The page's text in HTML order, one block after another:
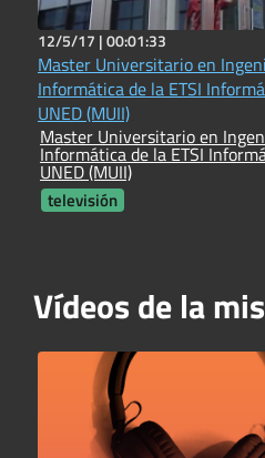
12/5/17 |00:01:33
Master Universitario en
Informática de la ETSI
UNED (MUII)
Master Universitario en
Informática de la ETSI
UNED (MUII)
televisión
Vídeos de la